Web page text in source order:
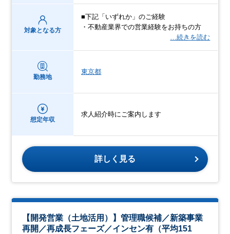
対象となる方
■下記「いずれか」のご経験
・不動産業界での営業経験をお持ちの方
…続きを読む
勤務地
東京都
想定年収
求人紹介時にご案内します
詳しく見る
【開発営業（土地活用）】管理職候補／新築事業
再開／再成長フェーズ／インセン有（平均151